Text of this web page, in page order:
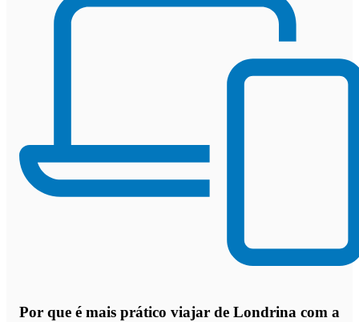
Por que é mais prático viajar de Londrina com a